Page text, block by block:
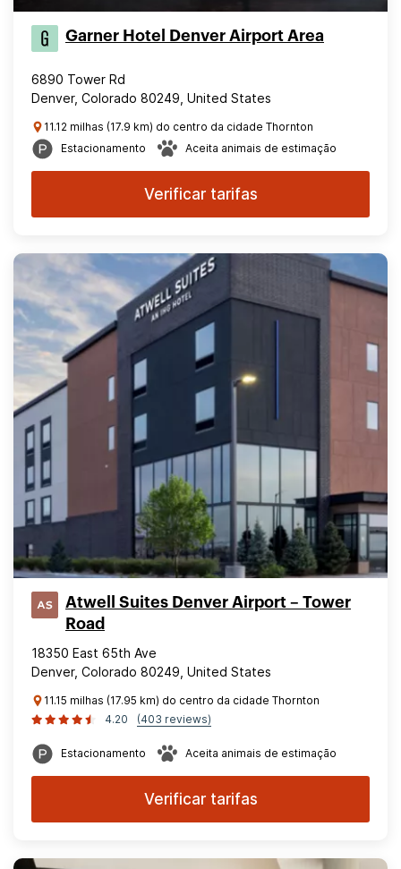
Garner Hotel Denver Airport Area
6890 Tower Rd
Denver, Colorado 80249, United States
11.12 milhas (17.9 km) do centro da cidade Thornton
Estacionamento
Aceita animais de estimação
Verificar tarifas
Atwell Suites Denver Airport – Tower
Road
18350 East 65th Ave
Denver, Colorado 80249, United States
11.15 milhas (17.95 km) do centro da cidade Thornton
4.20
(403 reviews)
Estacionamento Aceita animais de estimação
Verificar tarifas